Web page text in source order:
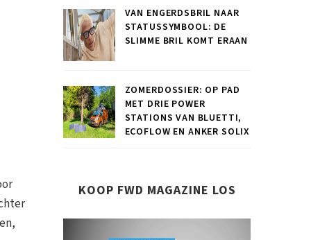
VAN ENGERDSBRIL NAAR
STATUSSYMBOOL: DE
SLIMME BRIL KOMT ERAAN
ZOMERDOSSIER: OP PAD
MET DRIE POWER
STATIONS VAN BLUETTI,
ECOFLOW EN ANKER SOLIX
KOOP FWD MAGAZINE LOS